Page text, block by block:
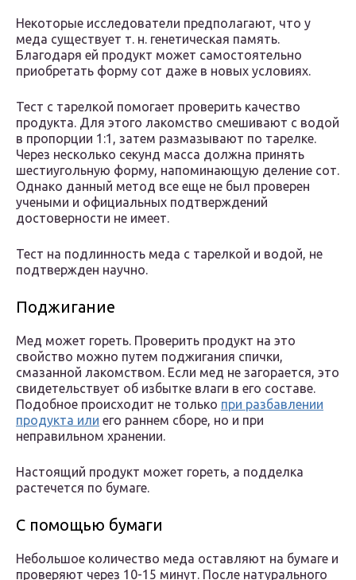
Некоторые исследователи предполагают, что у
меда существует т. н. генетическая память.
Благодаря ей продукт может самостоятельно
приобретать форму сот даже в новых условиях.
Тест с тарелкой помогает проверить качество
продукта. Для этого лакомство смешивают с водой
в пропорции 1:1, затем размазывают по тарелке.
Через несколько секунд масса должна принять
шестиугольную форму, напоминающую деление сот.
Однако данный метод все еще не был проверен
учеными и официальных подтверждений
достоверности не имеет.
Тест на подлинность меда с тарелкой и водой, не
подтвержден научно.
Поджигание
Мед может гореть. Проверить продукт на это
свойство можно путем поджигания спички,
смазанной лакомством. Если мед не загорается, это
свидетельствует об избытке влаги в его составе.
Подобное происходит не только при разбавлении
продукта или его раннем сборе, но и при
неправильном хранении.
Настоящий продукт может гореть, а подделка
растечется по бумаге.
С помощью бумаги
Небольшое количество меда оставляют на бумаге и
проверяют через 10-15 минут. После натурального